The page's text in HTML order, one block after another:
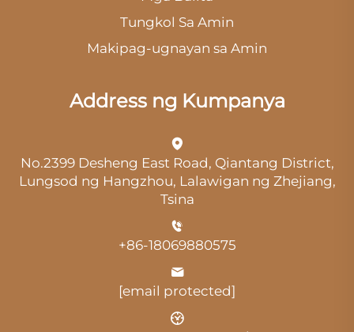
Tungkol Sa Amin
Makipag-ugnayan sa Amin
Address ng Kumpanya
No.2399 Desheng East Road, Qiantang District,
Lungsod ng Hangzhou, Lalawigan ng Zhejiang,
Tsina
+86-18069880575
[email protected]